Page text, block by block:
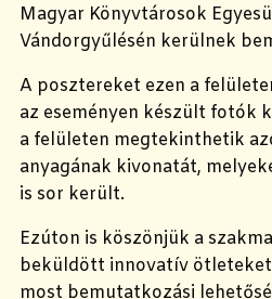
Magyar Könyvtárosok
Vándorgyűlésén kerülnek
A posztereket ezen a
az eseményen készült fotók
a felületen megtekinthetik
anyagának kivonatát,
is sor került.
Ezúton is köszönjük a
beküldött innovatív
most bemutatkozási